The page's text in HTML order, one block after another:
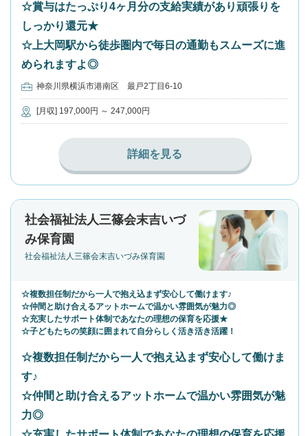
☆賞与はたっぷり4ヶ月分の支給実績があり頑張りを
しっかり還元★
☆上大岡駅から徒歩圏内で毎日の通勤もスムーズに進
められますよ◎
神奈川県横浜市港南区 最戸2丁目6-10
[月収] 197,000円 ～ 247,000円
詳細を見る
社会福祉法人三篠会末吉いづ
み保育園
社会福祉法人三篠会末吉いづみ保育園
☆複数担任制だから一人で抱え込まず安心して働けます♪
☆仲間と助け合えるアットホームで温かい雰囲気が魅力◎
☆充実したサポート体制であなたの理想の保育を応援★
☆子どもたちの笑顔に囲まれて自分らしく活き活き活躍！
☆複数担任制だから一人で抱え込まず安心して働けま
す♪
☆仲間と助け合えるアットホームで温かい雰囲気が魅
力◎